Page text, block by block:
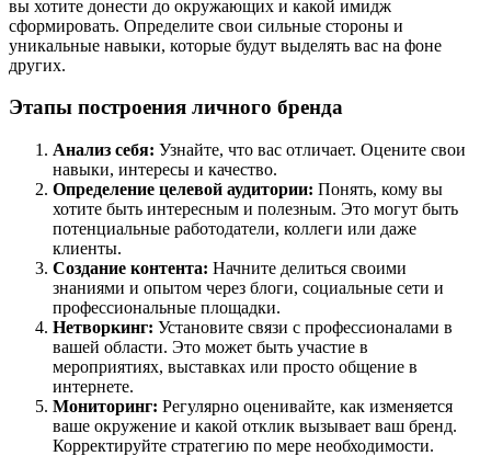
вы хотите донести до окружающих и какой имидж
сформировать. Определите свои сильные стороны и
уникальные навыки, которые будут выделять вас на фоне
других.
Этапы построения личного бренда
Анализ себя: Узнайте, что вас отличает. Оцените свои
навыки, интересы и качество.
Определение целевой аудитории: Понять, кому вы
хотите быть интересным и полезным. Это могут быть
потенциальные работодатели, коллеги или даже
клиенты.
Создание контента: Начните делиться своими
знаниями и опытом через блоги, социальные сети и
профессиональные площадки.
Нетворкинг: Установите связи с профессионалами в
вашей области. Это может быть участие в
мероприятиях, выставках или просто общение в
интернете.
Мониторинг: Регулярно оценивайте, как изменяется
ваше окружение и какой отклик вызывает ваш бренд.
Корректируйте стратегию по мере необходимости.